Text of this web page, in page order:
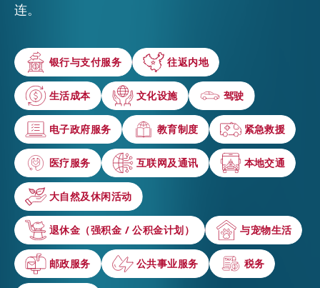
最新消息
关于我们
常见问题
联络我们
EN 繁 简
连。
银行与支付服务
银行与支付服务 往返内地
往返内地
生活成本
生活成本 文化设施
文化设施 驾驶
驾驶
电子政府服务
电子政府服务 教育制度
教育制度 紧急救援
紧急救援
医疗服务
医疗服务 互联网及通讯
互联网及通讯 本地交通
本地交通
大自然及休闲活动
大自然及休闲活动
退休金（强积金 / 公积金计划）
退休金（强积金 / 公积金计划） 与宠物生活
与宠物生活
邮政服务
邮政服务 公共事业服务
公共事业服务 税务
税务